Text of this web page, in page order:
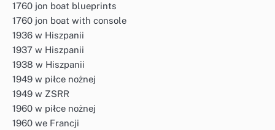
1760 jon boat blueprints
1760 jon boat with console
1936 w Hiszpanii
1937 w Hiszpanii
1938 w Hiszpanii
1949 w piłce nożnej
1949 w ZSRR
1960 w piłce nożnej
1960 we Francji